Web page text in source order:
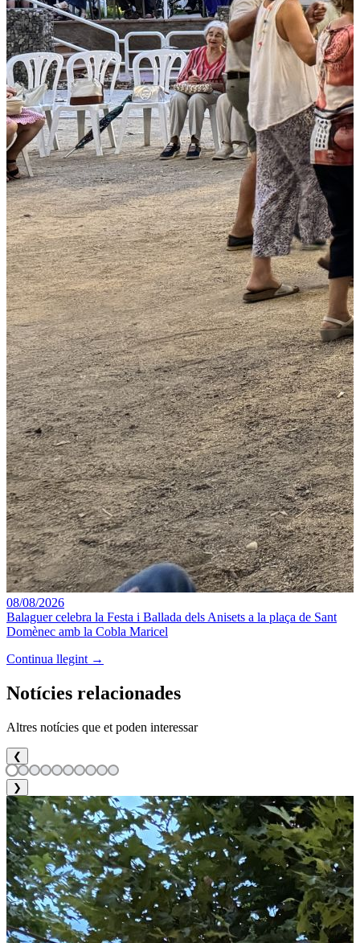
08/08/2026
Balaguer celebra la Festa i Ballada dels Anisets a la plaça de Sant
Domènec amb la Cobla Maricel
Continua llegint →
Notícies relacionades
Altres notícies que et poden interessar
❮
❯